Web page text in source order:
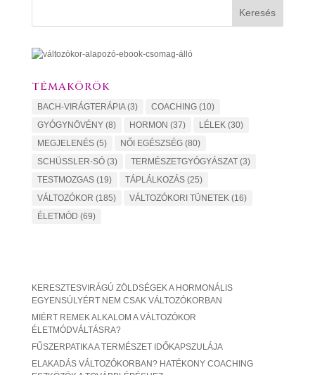
Keresés
TÉMAKÖRÖK
BACH-VIRÁGTERÁPIA(3) COACHING(10)
GYÓGYNÖVÉNY(8) HORMON (37) LÉLEK(30)
MEGJELENÉS(5) NŐI EGÉSZSÉG(80)
SCHÜSSLER-SÓ(3) TERMÉSZETGYÓGYÁSZAT(3)
TESTMOZGAS(19) TÁPLÁLKOZÁS(25)
VÁLTOZÓKOR (185) VÁLTOZÓKORI TÜNETEK(16)
ÉLETMÓD (69)
KERESZTESVIRÁGÚ ZÖLDSÉGEK A HORMONÁLIS
EGYENSÚLYÉRT NEM CSAK VÁLTOZÓKORBAN
MIÉRT REMEK ALKALOM A VÁLTOZÓKOR
ÉLETMÓDVÁLTÁSRA?
FŰSZERPATIKA A TERMÉSZET IDŐKAPSZULÁJA
ELAKADÁS VÁLTOZÓKORBAN? HATÉKONY COACHING